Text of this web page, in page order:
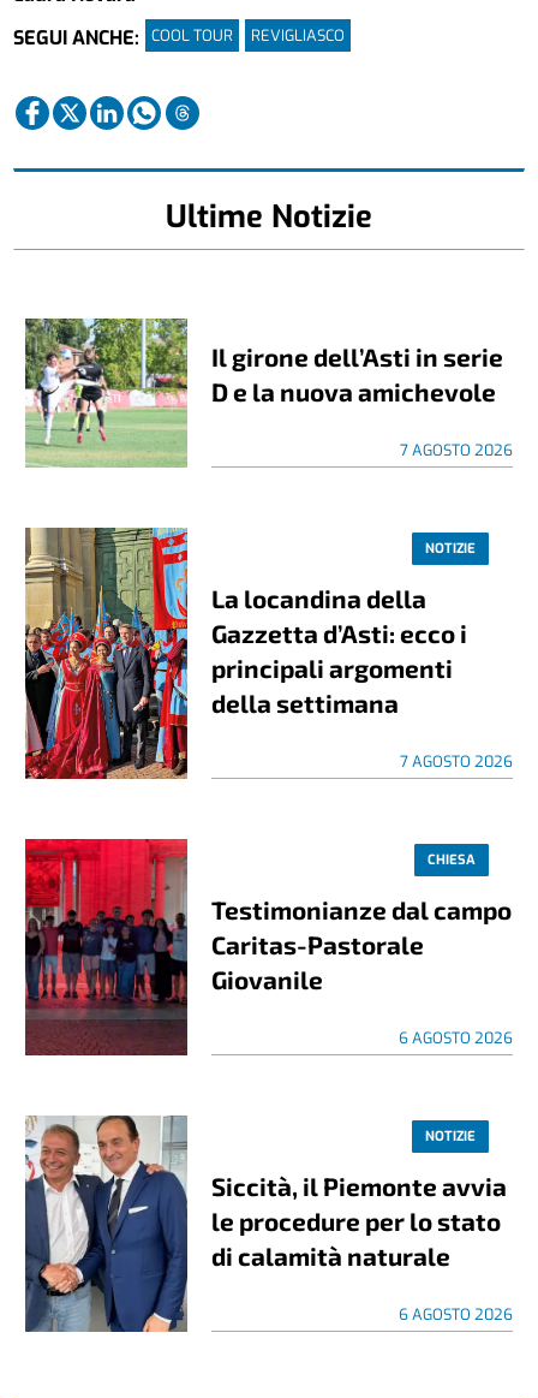
SEGUI ANCHE:
COOL TOUR REVIGLIASCO
Ultime Notizie
Il girone dell’Asti in serie
D e la nuova amichevole
7 AGOSTO 2026
NOTIZIE
La locandina della
Gazzetta d’Asti: ecco i
principali argomenti
della settimana
7 AGOSTO 2026
CHIESA
Testimonianze dal campo
Caritas-Pastorale
Giovanile
6 AGOSTO 2026
NOTIZIE
Siccità, il Piemonte avvia
le procedure per lo stato
di calamità naturale
6 AGOSTO 2026